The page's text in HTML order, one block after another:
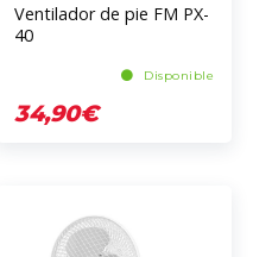
Ventilador de pie FM PX-
40
Disponible
34,90€